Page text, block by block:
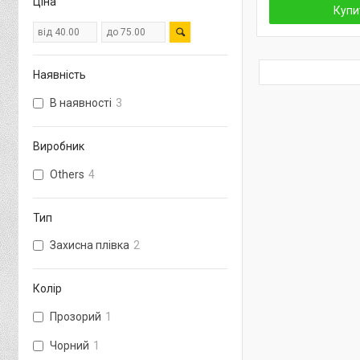
Наявність
В наявності 3
Виробник
Others 4
Тип
Захисна плівка 2
Колір
Прозорий 1
Чорний 1